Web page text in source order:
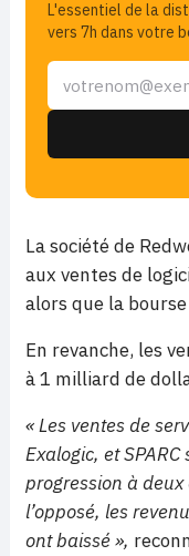
L'essentiel de la
vers 7h dans votre
La société de
aux ventes de
alors que la
En revanche, les
à 1 milliard de
« Les ventes de
Exalogic, et
progression à
l’opposé, les
ont baissé »,